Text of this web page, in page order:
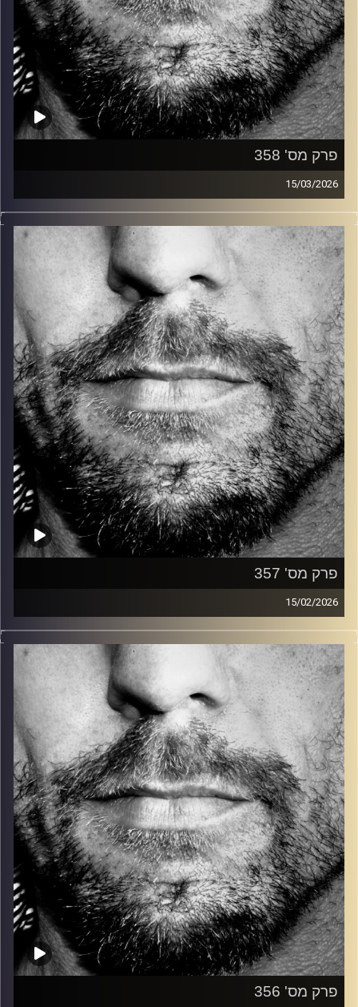
פרק מס' 358
15/03/2026
זיפים, מוזיקה מחוספסת של הופעות חיות. הרבה ג'אם, רוק,
בלוז, bluegrass, ג'אז, Fאנק, פרוגרסיב ואפילו אלקטרוניקה.
כל מה שחי, אמיתי ונושם.
עם שמוליק רגב.
קרדיט תמונות: David Goehring
פרק מס' 357
15/02/2026
זיפים, מוזיקה מחוספסת של הופעות חיות. הרבה ג'אם, רוק,
בלוז, bluegrass, ג'אז, Fאנק, פרוגרסיב ואפילו אלקטרוניקה.
כל מה שחי, אמיתי ונושם.
עם שמוליק רגב.
קרדיט תמונות: David Goehring
פרק מס' 356